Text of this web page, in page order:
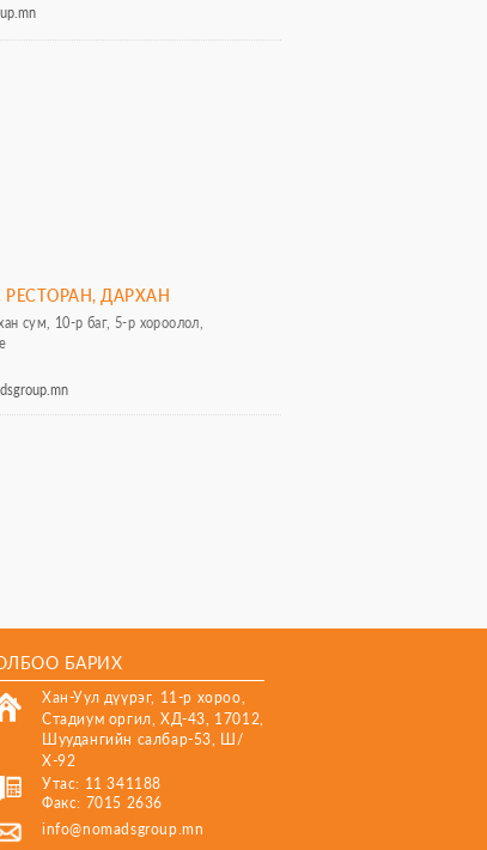
ДАРХАН
сум, 10-р баг, 5-р хороолол,
БАРИХ
Хан-Уул дүүрэг, 11-р хороо,
Стадиум оргил, ХД-43, 17012,
Шуудангийн салбар-53, Ш/
Х-92
Утас: 11 341188
Факс: 7015 2636
info@nomadsgroup.mn